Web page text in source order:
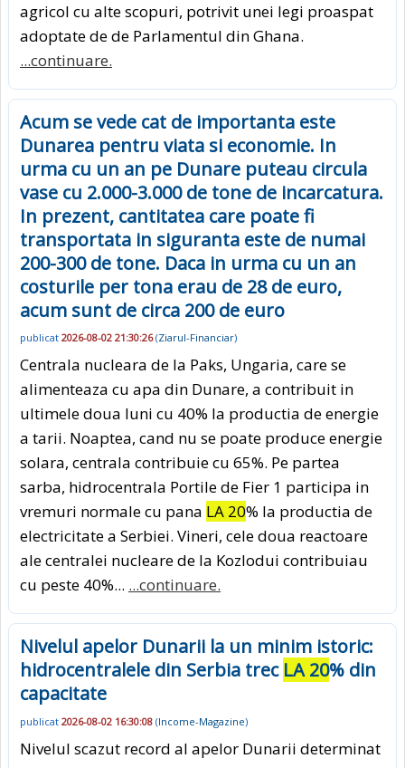
agricol cu alte scopuri, potrivit unei legi proaspat
adoptate de de Parlamentul din Ghana.
...continuare.
Acum se vede cat de importanta este
Dunarea pentru viata si economie. In
urma cu un an pe Dunare puteau circula
vase cu 2.000-3.000 de tone de incarcatura.
In prezent, cantitatea care poate fi
transportata in siguranta este de numai
200-300 de tone. Daca in urma cu un an
costurile per tona erau de 28 de euro,
acum sunt de circa 200 de euro
publicat 2026-08-02 21:30:26(Ziarul-Financiar)
Centrala nucleara de la Paks, Ungaria, care se
alimenteaza cu apa din Dunare, a contribuit in
ultimele doua luni cu 40% la productia de energie
a tarii. Noaptea, cand nu se poate produce energie
solara, centrala contribuie cu 65%. Pe partea
sarba, hidrocentrala Portile de Fier 1 participa in
vremuri normale cu pana LA 20% la productia de
electricitate a Serbiei. Vineri, cele doua reactoare
ale centralei nucleare de la Kozlodui contribuiau
cu peste 40%... ...continuare.
Nivelul apelor Dunarii la un minim istoric:
hidrocentralele din Serbia trec LA 20% din
capacitate
publicat 2026-08-02 16:30:08 (Income-Magazine)
Nivelul scazut record al apelor Dunarii determinat